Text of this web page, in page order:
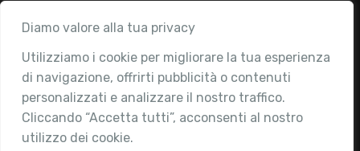
Diamo valore alla tua privacy
Utilizziamo i cookie per migliorare la tua esperienza
di navigazione, offrirti pubblicità o contenuti
personalizzati e analizzare il nostro traffico.
Cliccando “Accetta tutti”, acconsenti al nostro
utilizzo dei cookie.
Associazione
Chi siamo
Attività
Contatti
Area Riservata